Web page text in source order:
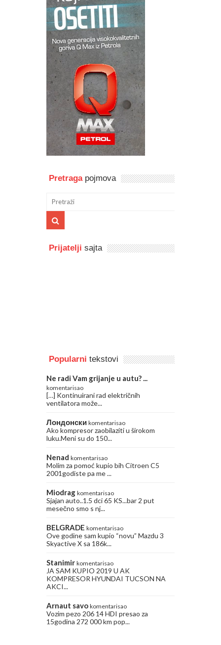
Pretragapojmova
Prijatelji sajta
Popularni tekstovi
Ne radi Vam grijanje u autu? ...
komentarisao
[…] Kontinuirani rad električnih
ventilatora može...
Лондонски komentarisao
Ako kompresor zaobilaziti u širokom
luku.Meni su do 150...
Nenad komentarisao
Molim za pomoć kupio bih Citroen C5
2001godiste pa me ...
Miodrag komentarisao
Sjajan auto..1.5 dci 65 KS...bar 2 put
mesečno smo s nj...
BELGRADE komentarisao
Ove godine sam kupio “novu” Mazdu 3
Skyactive X sa 186k...
Stanimir komentarisao
JA SAM KUPIO 2019 U AK
KOMPRESOR HYUNDAI TUCSON NA
AKCI...
Arnaut savo komentarisao
Vozim pezo 206 14 HDI presao za
15godina 272 000 km pop...